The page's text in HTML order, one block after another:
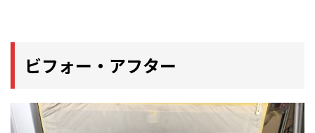
ビフォー・アフター